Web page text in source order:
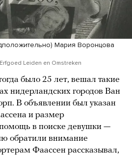
Мария Воронцова
Leiden en Omstreken
было 25 лет, вешал такие
нидерландских городов Ван
В объявлении был указан
и размер
в поиске девушки —
обратили внимание
Фаассен рассказывал,